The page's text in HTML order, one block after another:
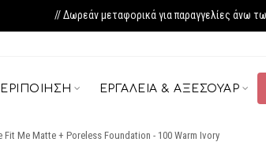
// Δωρεάν μεταφορικά για παραγγελίες άνω
ΕΡΓΑΛΕΊΑ & ΑΞΕΣΟΥΆΡ
Fit Me Matte + Poreless Foundation - 100 Warm Ivory